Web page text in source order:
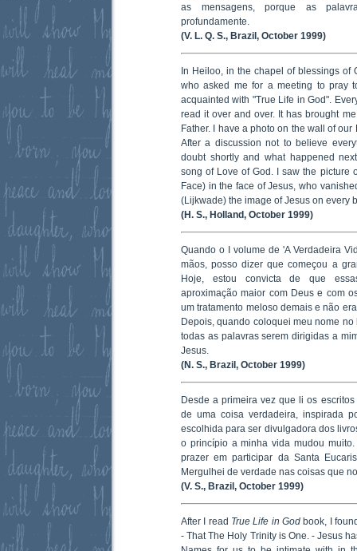
as mensagens, porque as
profundamente.
(V. L. Q. S., Brazil, October 1999)
In Heiloo, in the chapel of blessings of
who asked me for a meeting to pray
acquainted with "True Life in God".
read it over and over. It has brought
Father. I have a photo on the wall of
After a discussion not to believe
doubt shortly and what happened
song of Love of God. I saw the picture
Face) in the face of Jesus, who
(Lijkwade) the image of Jesus on every
(H. S., Holland, October 1999)
Quando o I volume de 'A Verdadeira
mãos, posso dizer que começou a
Hoje, estou convicta de que
aproximação maior com Deus e com
um tratamento meloso demais e não
Depois, quando coloquei meu nome
todas as palavras serem dirigidas a
Jesus.
(N. S., Brazil, October 1999)
Desde a primeira vez que li os
de uma coisa verdadeira, inspirada
escolhida para ser divulgadora dos
o princípio a minha vida mudou
prazer em participar da Santa
Mergulhei de verdade nas coisas que
(V. S., Brazil, October 1999)
After I read True Life in God book, I
- That The Holy Trinity is One. - Jesus